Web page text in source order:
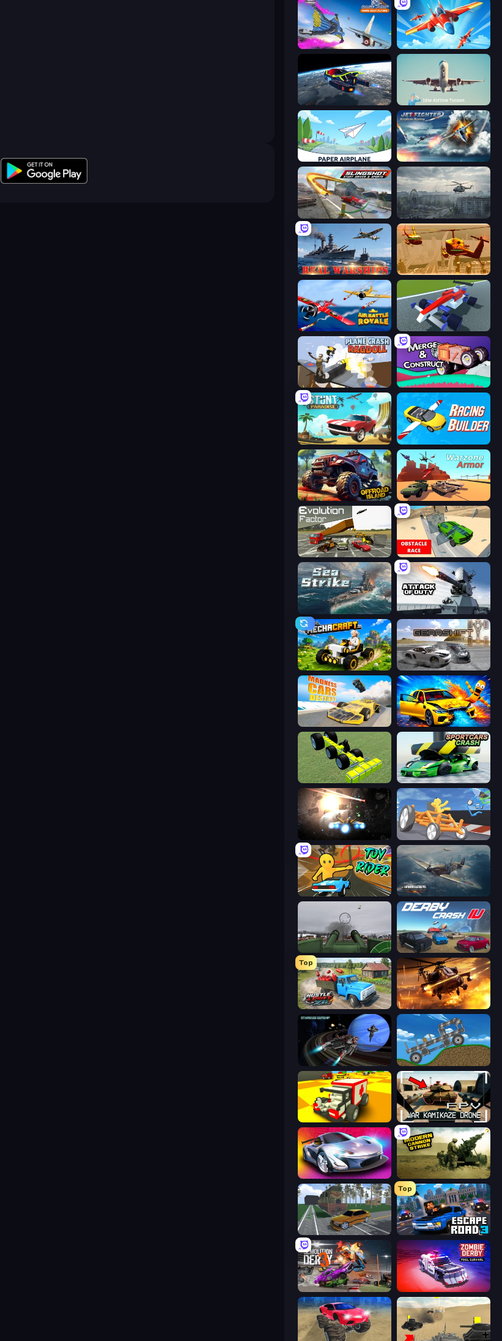
Base Jump Wing Suit Flying Pilot Royale: Battlegrounds
Flying Wings HoverCraft Idle Airline Tycoon
Paper Airplane Jet Fighter Airplane Racing
Slingshot Stunt Driver & Sport Free Rally: Pripyat
Real Warships Seek and Destroy
Air Battle Royale: Sky Blitz Genius Car 2
Plane Crash Ragdoll Simulator Merge & Construct
Stunt Paradise Racing Builder
Offroad Island Warzone Armor
Evolution Factor Obstacle Race: Destroying Simulator!
Sea Strike Attack of Duty
Mechacraft.io Gearshift One
Madness Cars Destroy BMG: Ragdoll Playground
Genius Mechanic Sportcars Crash
Space Battle Draw Crash Race
Toy Rider Dogfight
Flakmeister Derby Crash 4
Top
Hustle & Drift in ZIL Heli Military Base
Starbase Gunship Move It!
FPV War Kamikaze Drone
Grand Cyber City Modern Cannon Strike
Obby: Car Crash Sandbox
Top
Escape Road 3
Demolition Derby 3 Zombie Derby: Pixel Survival